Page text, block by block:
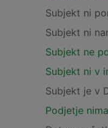
Subjekt ni
Subjekt ni
Subjekt ne
Subjekt ni v
Subjekt je v
Podjetje